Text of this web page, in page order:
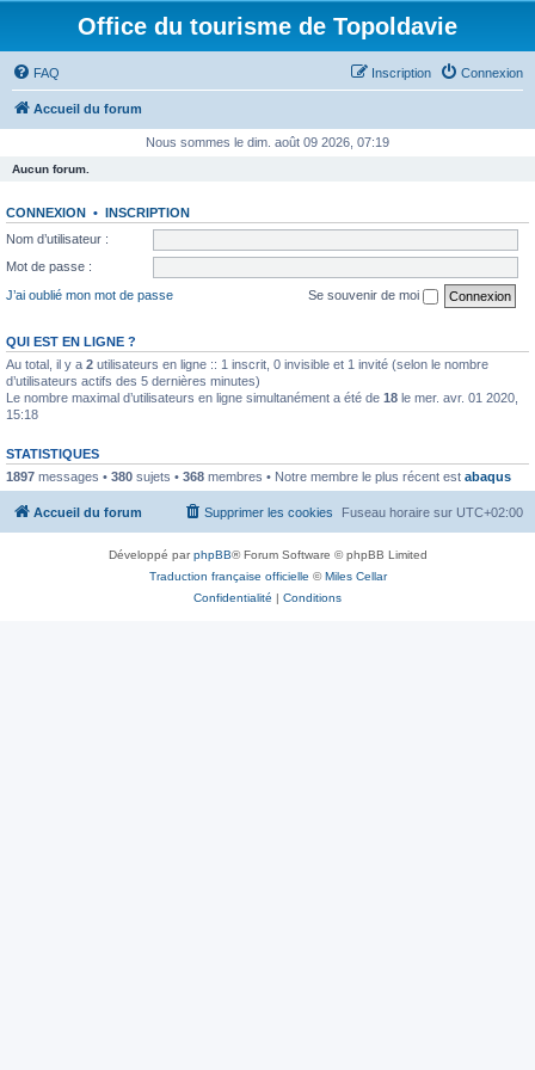
Office du tourisme de Topoldavie
FAQ Connexion
Inscription
Accueil du forum
Nous sommes le dim. août 09 2026, 07:19
Aucun forum.
CONNEXION • INSCRIPTION
Nom d’utilisateur :
Mot de passe :
J’ai oublié mon mot de passe
Se souvenir de moi
QUI EST EN LIGNE ?
Au total, il y a 2 utilisateurs en ligne :: 1 inscrit, 0 invisible et 1 invité (selon le nombre
d’utilisateurs actifs des 5 dernières minutes)
Le nombre maximal d’utilisateurs en ligne simultanément a été de 18 le mer. avr. 01 2020,
15:18
STATISTIQUES
1897 messages • 380 sujets • 368 membres • Notre membre le plus récent est abaqus
Accueil du forum Fuseau horaire sur UTC+02:00
Supprimer les cookies
Développé parphpBB® Forum Software © phpBB Limited
Traduction française officielle ©Miles Cellar
Confidentialité | Conditions